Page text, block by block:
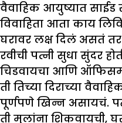
वैवाहिक आयुष्यात
विवाहिता आता काय
घरावर लक्ष दिलं असतं
रवीची पत्नी सुधा सुंदर
चिडवायचा आणि
ती तिच्या दिराच्या
पूर्णपणे खिन्न असायचं.
ती मुलांना शिकवायची,